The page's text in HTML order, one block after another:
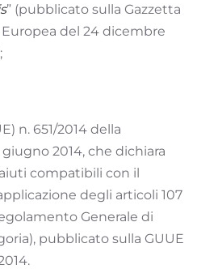
” (pubblicato sulla Gazzetta
del 24 dicembre
n. 651/2014 della
2014, che dichiara
compatibili con il
degli articoli 107
Generale di
pubblicato sulla GUUE